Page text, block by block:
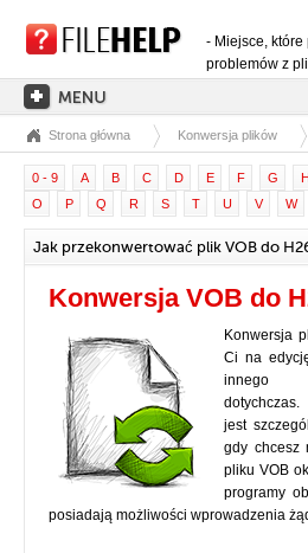
- Miejsce,
problemów z
STRONA GŁÓWNA
KATEGORIE ROZSZERZEŃ
KATEGORIE STEROWNIKÓW
PLIKI DLL
KONWERSJE PLIKÓW
PROGRAMY
Strona główna Konwersja plików
0 - 9 A B C D E F G H
O
P Q R S T U V W
Jak przekonwertować plik VOB do
Konwersja VOB do
Konwersja
Ci na
innego
jest
gdy chcesz
pliku VOB
programy
posiadają możliwości wprowadzenia